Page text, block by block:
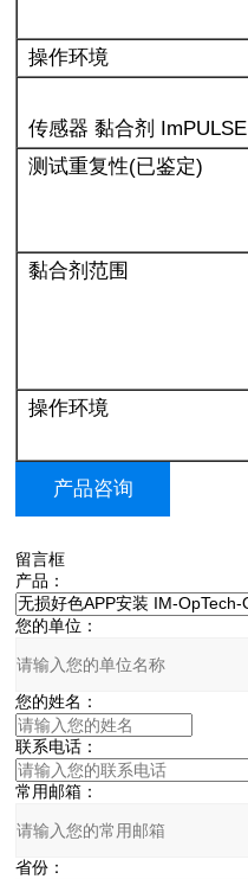
操作环境
传感器 黏合剂 ImPULSE
测试重复性(已鉴定)
黏合剂范围
操作环境
产品咨询
留言框
产品：
您的单位：
您的姓名：
联系电话：
常用邮箱：
省份：